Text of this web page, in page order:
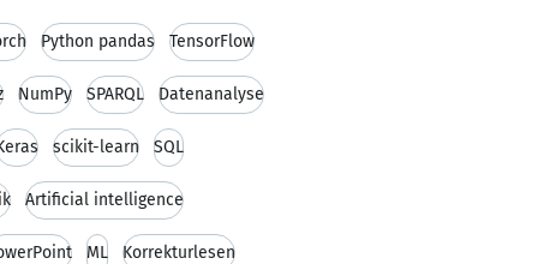
Python pandas TensorFlow
NumPy SPARQL Datenanalyse
scikit-learn SQL
Artificial intelligence
ML Korrekturlesen